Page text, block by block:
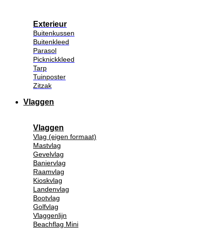
Exterieur
Buitenkussen
Buitenkleed
Parasol
Picknickkleed
Tarp
Tuinposter
Zitzak
Vlaggen
Vlaggen
Vlag (eigen formaat)
Mastvlag
Gevelvlag
Baniervlag
Raamvlag
Kioskvlag
Landenvlag
Bootvlag
Golfvlag
Vlaggenlijn
Beachflag Mini